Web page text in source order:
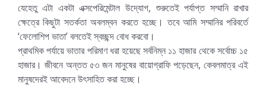
যেহেতু এটা একটা এক্সপেরিমেন্টাল উদ্যোগ, শুরুতেই পর্যাপ্ত সম্মানি রাখার
ক্ষেত্রে কিছুটা সতর্কতা অবলম্বন করতে হচ্ছে। তবে আমি সম্মানির পরিবর্তে
‘ফেলোশিপ ভাতা’ বলতেই স্বচ্ছন্দ বোধ করবো।
প্রাথমিক পর্যায়ে ভাতার পরিমাণ ধরা হয়েছে সর্বনিম্ন ১১ হাজার থেকে সর্বোচ্চ ১৫
হাজার। জীবনে অন্তত ৫৩ জন মানুষের বায়োগ্রাফি পড়েছেন, কেবলমাত্র এই
মানুষদেরই আবেদনে উৎসাহিত করা হচ্ছে।